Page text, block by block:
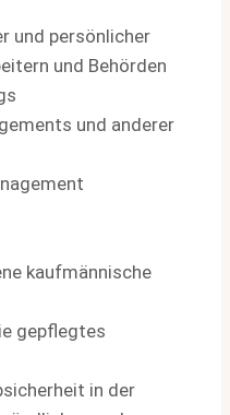
und persönlicher
und Behörden
und anderer
kaufmännische
gepflegtes
in der